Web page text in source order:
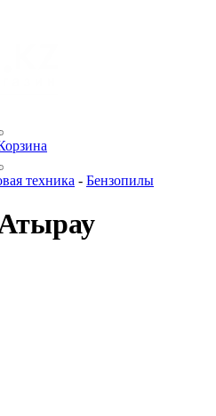
техника - Бензопилы